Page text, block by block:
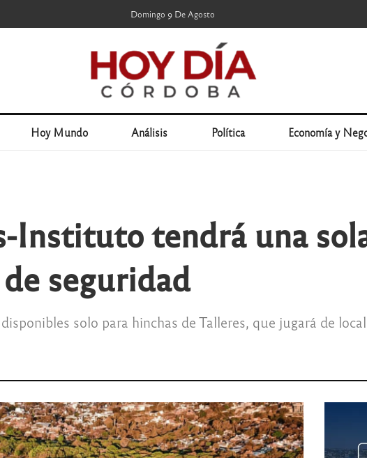
Domingo 9 De Agosto
Hoy Mundo Análisis Política Economía y
Instituto tendrá una
seguridad
solo para hinchas de Talleres, que jugará de local